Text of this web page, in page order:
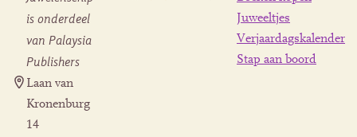
is onderdeel
van Palaysia
Publishers
Laan van
Kronenburg
14
Juweeltjes
Verjaardagskalender
Stap aan boord